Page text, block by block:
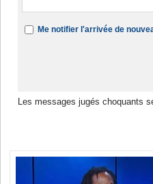
Me notifier l'arrivée de
Les messages jugés choquants